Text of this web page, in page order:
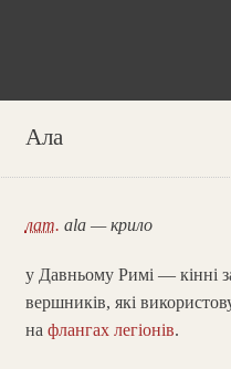
Ала
лат. ala — крило
у Давньому Римі — кінні
вершників, які
на флангах легіонів.